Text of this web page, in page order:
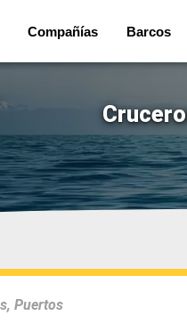
Compañías Barcos